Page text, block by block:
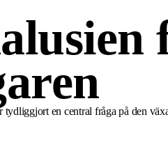
en central fråga på den